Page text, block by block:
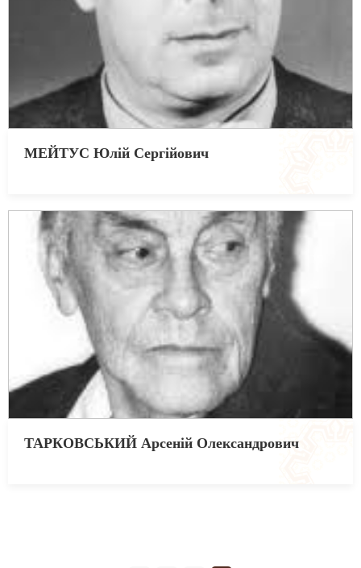
МЕЙТУС Юлій Сергійович
ТАРКОВСЬКИЙ Арсеній Олександрович